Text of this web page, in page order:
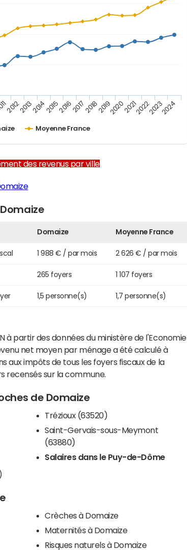
Moyenne France
2012201320142015201620172018201920202021202220232024
des revenus par ville
Domaize Moyenne France
1 988 € / par mois 2 626 € / par mois
265 foyers 1 107 foyers
1,5 personne(s) 1,7 personne(s)
à partir des données du ministère de l'Economie
net moyen par ménage a été calculé à
aux impôts de tous les foyers fiscaux de la
recensés sur la commune.
de Domaize
Trézioux (63520)
Saint-Gervais-sous-Meymont
(63880)
Salaires dans le Puy-de-Dôme
Crèches à Domaize
Maternités à Domaize
Risques naturels à Domaize